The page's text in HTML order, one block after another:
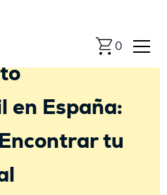
0
en España:
tu